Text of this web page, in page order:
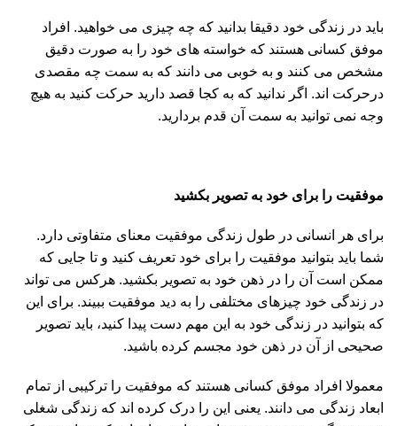
باید در زندگی خود دقیقا بدانید که چه چیزی می خواهید. افراد
موفق کسانی هستند که خواسته های خود را به صورت دقیق
مشخص می کنند و به خوبی می دانند که به سمت چه مقصدی
درحرکت اند. اگر ندانید که به کجا قصد دارید حرکت کنید به هیچ
وجه نمی توانید به سمت آن قدم بردارید.
موفقیت را برای خود به تصویر بکشید
برای هر انسانی در طول زندگی موفقیت معنای متفاوتی دارد.
شما باید بتوانید موفقیت را برای خود تعریف کنید و تا جایی که
ممکن است آن را در ذهن خود به تصویر بکشید. هرکس می تواند
در زندگی خود چیزهای مختلفی را به دید موفقیت ببیند. برای این
که بتوانید در زندگی خود به این مهم دست پیدا کنید، باید تصویر
صحیحی از آن در ذهن خود مجسم کرده باشید.
معمولا افراد موفق کسانی هستند که موفقیت را ترکیبی از تمام
ابعاد زندگی می دانند. یعنی این را درک کرده اند که زندگی شغلی